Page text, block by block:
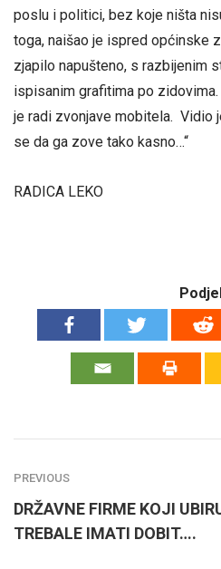
poslu i politici, bez koje ništa
toga, naišao je ispred općinske
zjapilo napušteno, s razbijenim
ispisanim grafitima po
je radi zvonjave mobitela. Vidio
se da ga zove tako kasno…“
RADICA LEKO
PREVIOUS
DRŽAVNE FIRME KOJI
TREBALE IMATI DOBIT….